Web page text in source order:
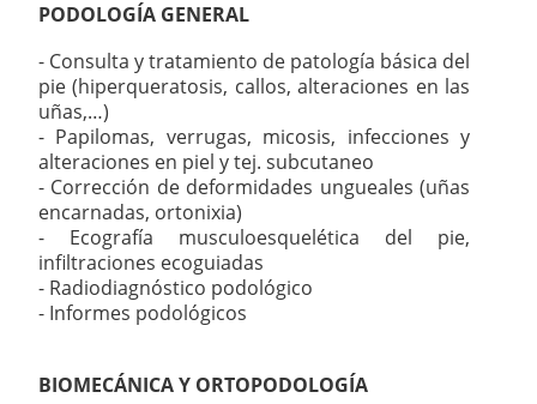
PODOLOGÍA GENERAL
- Consulta y tratamiento de patología básica del
pie (hiperqueratosis, callos, alteraciones en las
uñas,…)
- Papilomas, verrugas, micosis, infecciones y
alteraciones en piel y tej. subcutaneo
- Corrección de deformidades ungueales (uñas
encarnadas, ortonixia)
- Ecografía musculoesquelética del pie,
infiltraciones ecoguiadas
- Radiodiagnóstico podológico
- Informes podológicos
BIOMECÁNICA Y ORTOPODOLOGÍA